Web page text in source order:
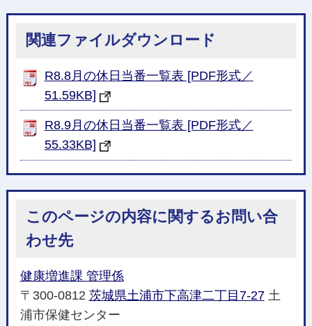
関連ファイルダウンロード
R8.8月の休日当番一覧表 [PDF形式／
51.59KB]
R8.9月の休日当番一覧表 [PDF形式／
55.33KB]
このページの内容に関するお問い合
わせ先
健康増進課 管理係
〒300-0812 茨城県土浦市下高津二丁目7-27土
浦市保健センター